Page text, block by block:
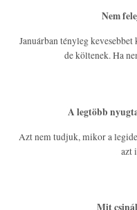
Nem
Januárban tényleg
de költenek. Ha
A legtöbb
Azt nem tudjuk, mikor a
azt